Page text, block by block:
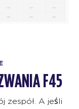
F45
zespół. A jeśli